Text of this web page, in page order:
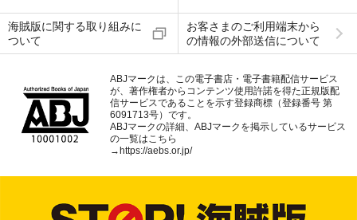
海賊版に関する取り組みに
ついて
お客さまのご利用端末から
の情報の外部送信について
ABJマークは、この電子書店・電子書籍配信サービス
が、著作権者からコンテンツ使用許諾を得た正規版配
信サービスであることを示す登録商標（登録番号 第
6091713号）です。
ABJマークの詳細、ABJマークを掲示しているサービス
の一覧はこちら
→https://aebs.or.jp/